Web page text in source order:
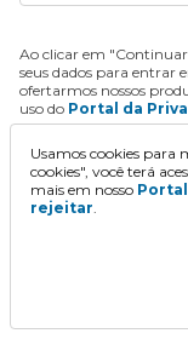
Ao clicar em
seus dados para entrar
ofertarmos nossos
uso do Portal da
Usamos cookies para
cookies", você terá
mais em nosso
rejeitar.